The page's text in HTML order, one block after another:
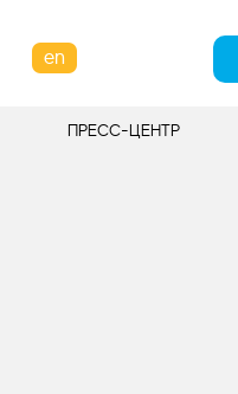
en
ПРЕСС-ЦЕНТР